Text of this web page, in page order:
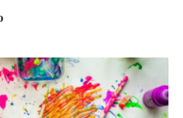
de
FSE
en
WordPress